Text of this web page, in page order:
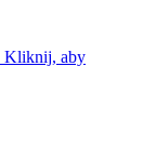
Kliknij, aby